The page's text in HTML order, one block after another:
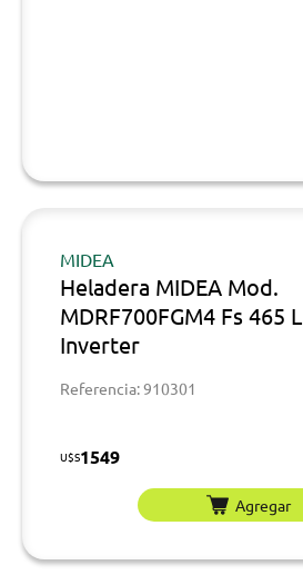
MIDEA
Heladera MIDEA Mod.
MDRF700FGM4 Fs 465 L
Inverter
Referencia: 910301
U$S1549
Agregar